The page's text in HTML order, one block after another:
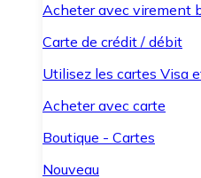
Acheter avec virement
Carte de crédit / débit
Utilisez les cartes Visa
Acheter avec carte
Boutique - Cartes
Nouveau